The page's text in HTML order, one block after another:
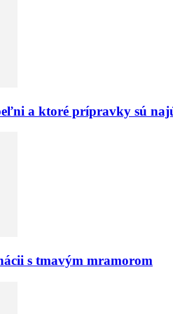
a ktoré prípravky sú
s tmavým mramorom